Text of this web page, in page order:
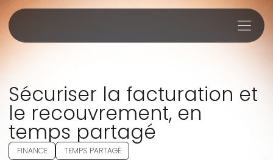
Sécuriser la facturation et
le recouvrement, en
temps partagé
FINANCE TEMPS PARTAGÉ